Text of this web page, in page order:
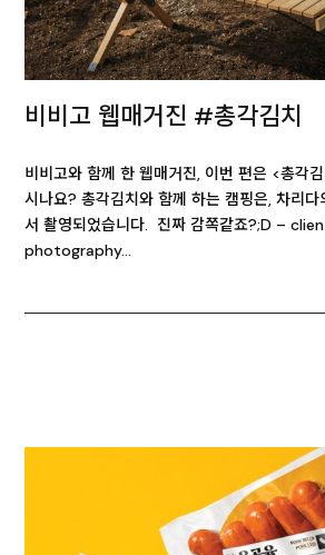
비비고 웹매거진 #총각김치
비비고와 함께 한 웹매거진, 이번 편은 <총각
시나요? 총각김치와 함께 하는 캠핑은, 차리다
서 촬영되었습니다. 진짜 감쪽같죠?;D –
photography…